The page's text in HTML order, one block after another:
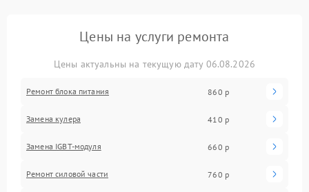
Цены на услуги ремонта
Цены актуальны на текущую дату 06.08.2026
Ремонт блока питания 860 р
Замена кулера 410 р
Замена IGBT-модуля 660 р
Ремонт силовой части 760 р